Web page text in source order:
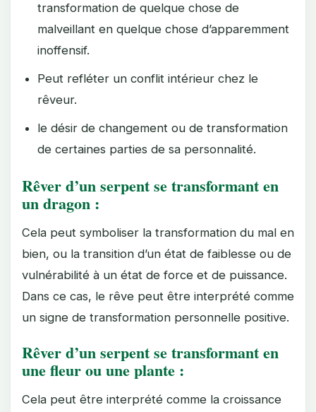
transformation de quelque chose de
malveillant en quelque chose d’apparemment
inoffensif.
Peut refléter un conflit intérieur chez le
rêveur.
le désir de changement ou de transformation
de certaines parties de sa personnalité.
Rêver d’un serpent se transformant en
un dragon :
Cela peut symboliser la transformation du mal en
bien, ou la transition d’un état de faiblesse ou de
vulnérabilité à un état de force et de puissance.
Dans ce cas, le rêve peut être interprété comme
un signe de transformation personnelle positive.
Rêver d’un serpent se transformant en
une fleur ou une plante :
Cela peut être interprété comme la croissance